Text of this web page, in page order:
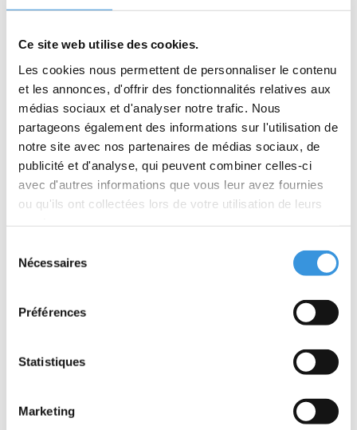
Ce site web utilise des cookies.
Les cookies nous permettent de personnaliser le contenu
et les annonces, d'offrir des fonctionnalités relatives aux
médias sociaux et d'analyser notre trafic. Nous
partageons également des informations sur l'utilisation de
notre site avec nos partenaires de médias sociaux, de
publicité et d'analyse, qui peuvent combiner celles-ci
avec d'autres informations que vous leur avez fournies
ou qu'ils ont collectées lors de votre utilisation de leurs
Nécessaires
Préférences
Statistiques
Marketing
Plus d'informations
€9,95
Plus d'informations Plus d'informations